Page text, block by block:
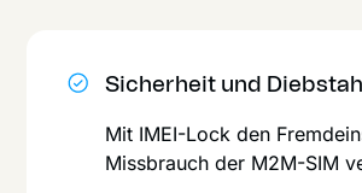
Sicherheit und
Mit IMEI-Lock den
Missbrauch der M2M-SIM